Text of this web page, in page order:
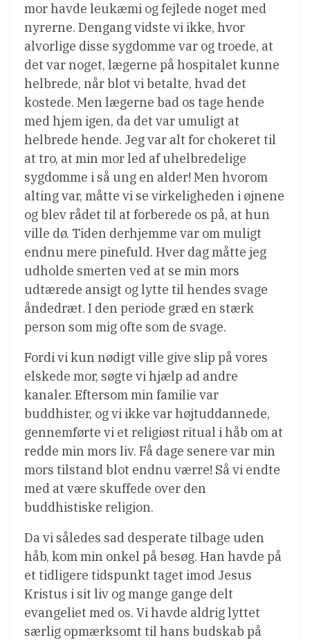
mor havde leukæmi og fejlede noget med
nyrerne. Dengang vidste vi ikke, hvor
alvorlige disse sygdomme var og troede, at
det var noget, lægerne på hospitalet kunne
helbrede, når blot vi betalte, hvad det
kostede. Men lægerne bad os tage hende
med hjem igen, da det var umuligt at
helbrede hende. Jeg var alt for chokeret til
at tro, at min mor led af uhelbredelige
sygdomme i så ung en alder! Men hvorom
alting var, måtte vi se virkeligheden i øjnene
og blev rådet til at forberede os på, at hun
ville dø. Tiden derhjemme var om muligt
endnu mere pinefuld. Hver dag måtte jeg
udholde smerten ved at se min mors
udtærede ansigt og lytte til hendes svage
åndedræt. I den periode græd en stærk
person som mig ofte som de svage.
Fordi vi kun nødigt ville give slip på vores
elskede mor, søgte vi hjælp ad andre
kanaler. Eftersom min familie var
buddhister, og vi ikke var højtuddannede,
gennemførte vi et religiøst ritual i håb om at
redde min mors liv. Få dage senere var min
mors tilstand blot endnu værre! Så vi endte
med at være skuffede over den
buddhistiske religion.
Da vi således sad desperate tilbage uden
håb, kom min onkel på besøg. Han havde på
et tidligere tidspunkt taget imod Jesus
Kristus i sit liv og mange gange delt
evangeliet med os. Vi havde aldrig lyttet
særlig opmærksomt til hans budskab på